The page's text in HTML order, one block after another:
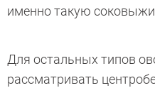
именно такую
Для остальных типов
рассматривать